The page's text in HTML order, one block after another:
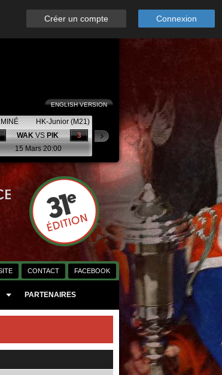
Connexion
Créer un compte
ENGLISH VERSION
HK-Junior (M21)
3
WAKVSPIK
15 Mars 20:00
FACEBOOK
CONTACT
PARTENAIRES